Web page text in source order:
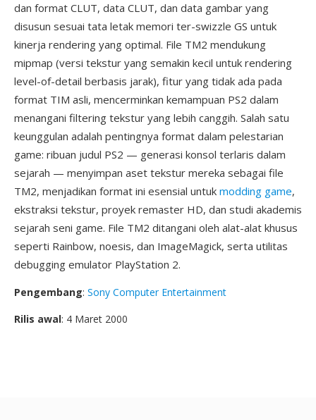
dan format CLUT, data CLUT, dan data gambar yang
disusun sesuai tata letak memori ter-swizzle GS untuk
kinerja rendering yang optimal. File TM2 mendukung
mipmap (versi tekstur yang semakin kecil untuk rendering
level-of-detail berbasis jarak), fitur yang tidak ada pada
format TIM asli, mencerminkan kemampuan PS2 dalam
menangani filtering tekstur yang lebih canggih. Salah satu
keunggulan adalah pentingnya format dalam pelestarian
game: ribuan judul PS2 — generasi konsol terlaris dalam
sejarah — menyimpan aset tekstur mereka sebagai file
TM2, menjadikan format ini esensial untuk modding game,
ekstraksi tekstur, proyek remaster HD, dan studi akademis
sejarah seni game. File TM2 ditangani oleh alat-alat khusus
seperti Rainbow, noesis, dan ImageMagick, serta utilitas
debugging emulator PlayStation 2.
Pengembang: Sony Computer Entertainment
Rilis awal: 4 Maret 2000